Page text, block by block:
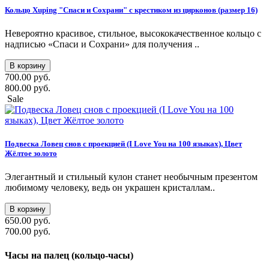
Кольцо Xuping "Спаси и Сохрани" с крестиком из цирконов (размер 16)
Невероятно красивое, стильное, высококачественное кольцо с
надписью «Спаси и Сохрани» для получения ..
В корзину
700.00 руб.
800.00 руб.
Sale
Подвеска Ловец снов с проекцией (I Love You на 100 языках), Цвет
Жёлтое золото
Элегантный и стильный кулон станет необычным презентом
любимому человеку, ведь он украшен кристаллам..
В корзину
650.00 руб.
700.00 руб.
Часы на палец (кольцо-часы)